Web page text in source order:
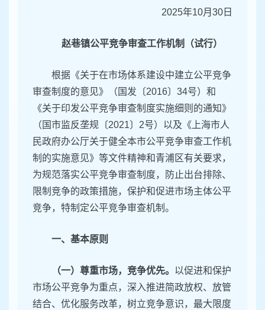
2025年10月30日
赵巷镇公平竞争审查工作机制（试行）
根据《关于在市场体系建设中建立公平竞争
审查制度的意见》（国发〔2016〕34号）和
《关于印发公平竞争审查制度实施细则的通知》
（国市监反垄规〔2021〕2号）以及《上海市人
民政府办公厅关于健全本市公平竞争审查工作机
制的实施意见》等文件精神和青浦区有关要求，
为规范落实公平竞争审查制度，防止出台排除、
限制竞争的政策措施，保护和促进市场主体公平
竞争，特制定公平竞争审查机制。
一、基本原则
（一）尊重市场，竞争优先。 以促进和保护
市场公平竞争为重点，深入推进简政放权、放管
结合、优化服务改革，树立竞争意识，最大限度